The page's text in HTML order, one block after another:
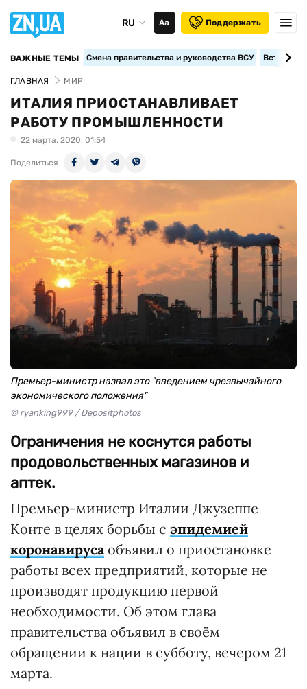
RU Аа Поддержать
ВАЖНЫЕ ТЕМЫ Смена правительства и руководства ВСУ
ГЛАВНАЯ МИР
ИТАЛИЯ ПРИОСТАНАВЛИВАЕТ
РАБОТУ ПРОМЫШЛЕННОСТИ
22 марта, 2020, 01:54
Поделиться
Премьер-министр назвал это "введением чрезвычайного
экономического положения"
© ryanking999 / Depositphotos
Ограничения не коснутся работы
продовольственных магазинов и
аптек.
Премьер-министр Италии Джузеппе
Конте в целях борьбы с эпидемией
коронавирусаобъявил о приостановке
работы всех предприятий, которые не
производят продукцию первой
необходимости. Об этом глава
правительства объявил в своём
обращении к нации в субботу, вечером 21
марта.